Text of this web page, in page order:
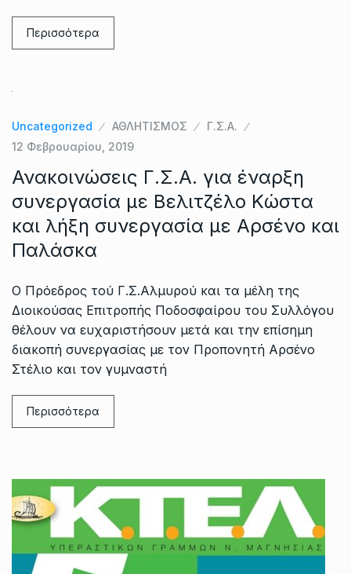
Περισσότερα
Uncategorized ΑΘΛΗΤΙΣΜΟΣ
Γ.Σ.Α.
12 Φεβρουαρίου, 2019
Ανακοινώσεις Γ.Σ.Α. για έναρξη
συνεργασία με Βελιτζέλο Κώστα
και λήξη συνεργασία με Αρσένο και
Παλάσκα
Ο Πρόεδρος τού Γ.Σ.Αλμυρού και τα μέλη της
Διοικούσας Επιτροπής Ποδοσφαίρου του Συλλόγου
θέλουν να ευχαριστήσουν μετά και την επίσημη
διακοπή συνεργασίας με τον Προπονητή Αρσένο
Στέλιο και τον γυμναστή
Περισσότερα